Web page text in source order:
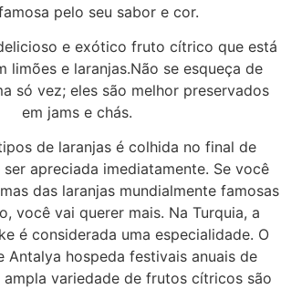
pelo seu sabor e cor.
e exótico fruto cítrico que está
limões e laranjas.Não se esqueça de
só vez; eles são melhor preservados
em jams e chás.
de laranjas é colhida no final de
apreciada imediatamente. Se você
das laranjas mundialmente famosas
você vai querer mais. Na Turquia, a
é considerada uma especialidade. O
Antalya hospeda festivais anuais de
ampla variedade de frutos cítricos são